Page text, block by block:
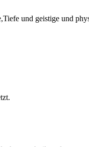
und geistige und